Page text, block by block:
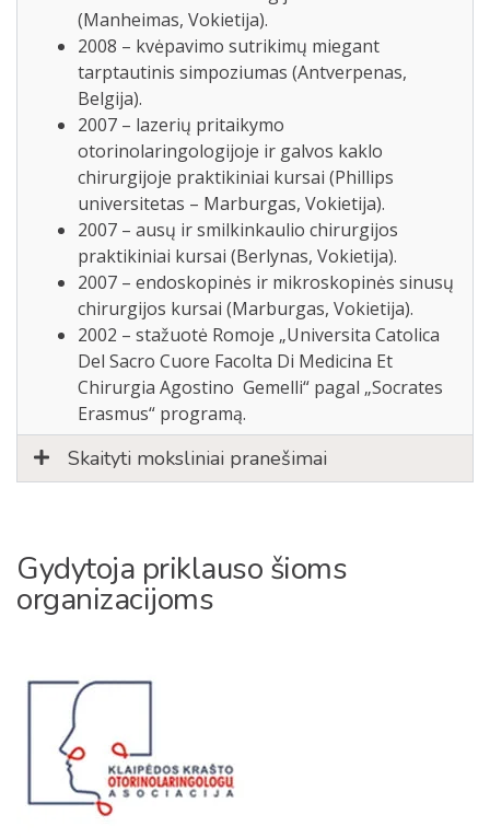
(Manheimas, Vokietija).
2008 – kvėpavimo sutrikimų miegant
tarptautinis simpoziumas (Antverpenas,
Belgija).
2007 – lazerių pritaikymo
otorinolaringologijoje ir galvos kaklo
chirurgijoje praktikiniai kursai (Phillips
universitetas – Marburgas, Vokietija).
2007 – ausų ir smilkinkaulio chirurgijos
praktikiniai kursai (Berlynas, Vokietija).
2007 – endoskopinės ir mikroskopinės sinusų
chirurgijos kursai (Marburgas, Vokietija).
2002 – stažuotė Romoje „Universita Catolica
Del Sacro Cuore Facolta Di Medicina Et
Chirurgia Agostino Gemelli“ pagal „Socrates
Erasmus“ programą.
Skaityti moksliniai pranešimai
Gydytoja priklauso šioms
organizacijoms